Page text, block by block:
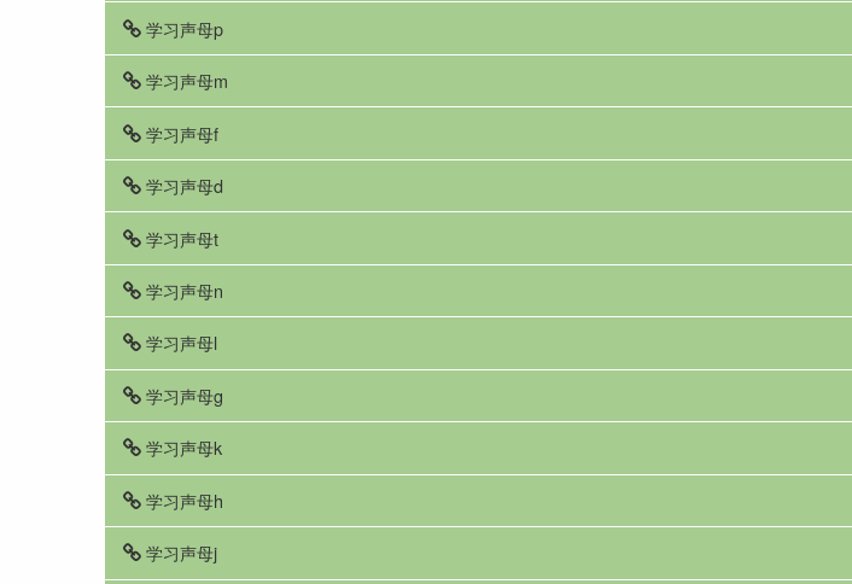
学习声母p
学习声母m
学习声母f
学习声母d
学习声母t
学习声母n
学习声母l
学习声母g
学习声母k
学习声母h
学习声母j